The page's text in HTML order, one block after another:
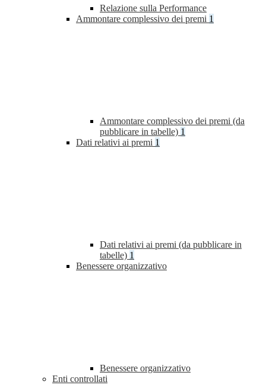
Relazione sulla Performance
Ammontare complessivo dei premi 1
Ammontare complessivo dei premi (da
pubblicare in tabelle) 1
Dati relativi ai premi 1
Dati relativi ai premi (da pubblicare in
tabelle) 1
Benessere organizzativo
Benessere organizzativo
Enti controllati